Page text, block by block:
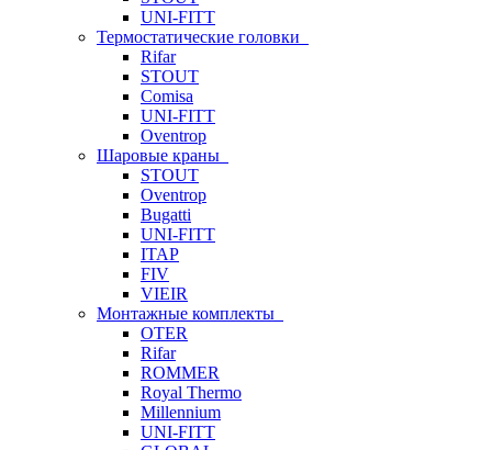
UNI-FITT
Термостатические головки
Rifar
STOUT
Comisa
UNI-FITT
Oventrop
Шаровые краны
STOUT
Oventrop
Bugatti
UNI-FITT
ITAP
FIV
VIEIR
Монтажные комплекты
OTER
Rifar
ROMMER
Royal Thermo
Millennium
UNI-FITT